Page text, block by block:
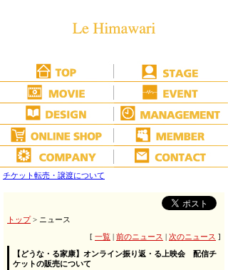
チケット転売・譲渡について
トップ> ニュース
[ 一覧 前のニュース 次のニュース ]
【どうな・る家康】オンライン振り返・る上映会 配信チ
ケットの販売について